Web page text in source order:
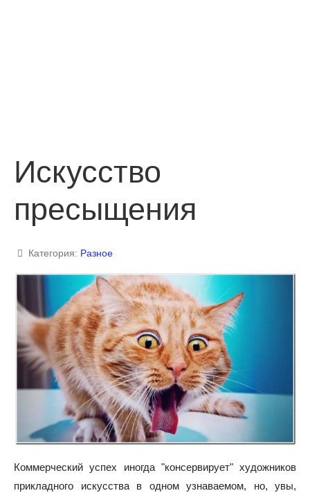
Искусство
пресыщения
Категория: Разное
Коммерческий успех иногда "консервирует" художников
прикладного искусства в одном узнаваемом, но, увы,